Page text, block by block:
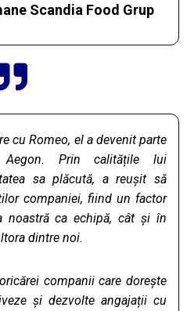
Scandia Food Grup
cu Romeo, el a devenit parte
Prin calitățile lui
sa plăcută, a reușit să
companiei, fiind un factor
noastră ca echipă, cât și în
dintre noi.
companii care dorește
și dezvolte angajații cu